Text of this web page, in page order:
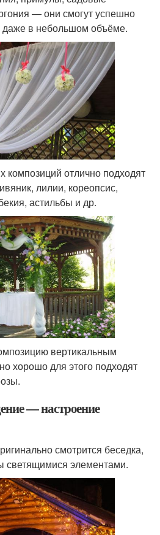
— они смогут успешно
даже в небольшом объёме.
композиций отлично подходят
лилии, кореопсис,
астильбы и др.
вертикальным
хорошо для этого подходят
— настроение
смотрится беседка,
светящимися элементами.